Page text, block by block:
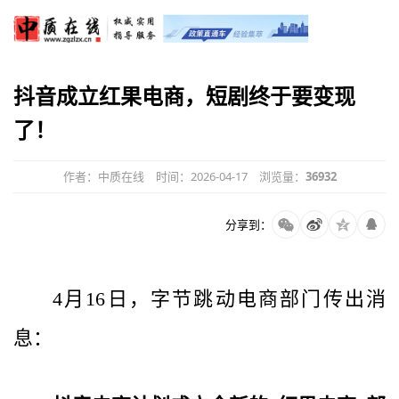
抖音成立红果电商，短剧终于要变现
了！
作者：中质在线 时间：2026-04-17 浏览量： 36932
分享到：
4月16日，字节跳动电商部门传出消
息：